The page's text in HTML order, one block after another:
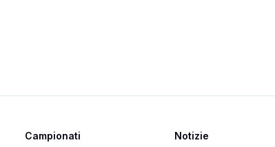
Campionati
Notizie